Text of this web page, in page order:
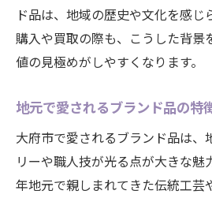
ド品は、地域の歴史や文化を感じ
購入や買取の際も、こうした背景
値の見極めがしやすくなります。
地元で愛されるブランド品の特
大府市で愛されるブランド品は、
リーや職人技が光る点が大きな魅
年地元で親しまれてきた伝統工芸